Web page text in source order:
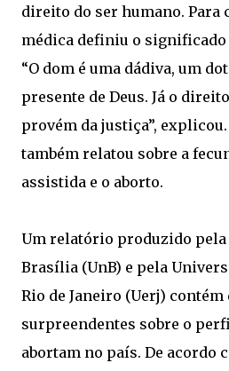
direito do ser humano. Para
médica definiu o significado
“O dom é uma dádiva, um
presente de Deus. Já o
provém da justiça”,
também relatou sobre a
assistida e o aborto.
Um relatório produzido pela
Brasília (UnB) e pela
Rio de Janeiro (Uerj) contém
surpreendentes sobre o
abortam no país. De acordo